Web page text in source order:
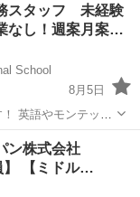
の管理 保護者対応
スタッフ 未経験
なし！週案月案…
School
8月5日
英語やモンテッソ
ている保育施設で
の講師が担当しま
ン株式会社
】 【ミドル…